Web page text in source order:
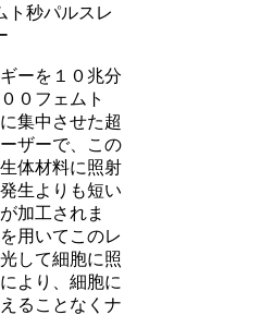
ト秒パルスレ
ーを１０兆分
０フェムト
集中させた超
ザーで、この
体材料に照射
生よりも短い
加工されま
用いてこのレ
して細胞に照
より、細胞に
ることなくナ